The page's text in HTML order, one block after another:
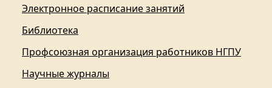
Электронное расписание занятий
Библиотека
Профсоюзная организация работников НГПУ
Научные журналы